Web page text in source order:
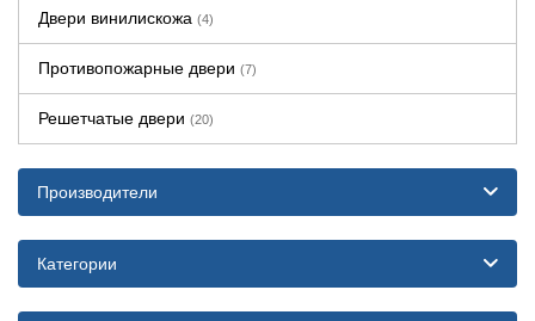
Двери винилискожа (4)
Противопожарные двери (7)
Решетчатые двери (20)
Производители
Категории